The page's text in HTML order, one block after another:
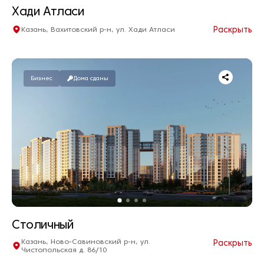
Хади Атласи
Казань, Вахитовский р-н, ул. Хади Атласи
Раскрыть
Дом сдан
Бизнес Дома сданы
Столичный
Казань, Ново-Савиновский р-н, ул.
Чистопольская д. 86/10
Раскрыть